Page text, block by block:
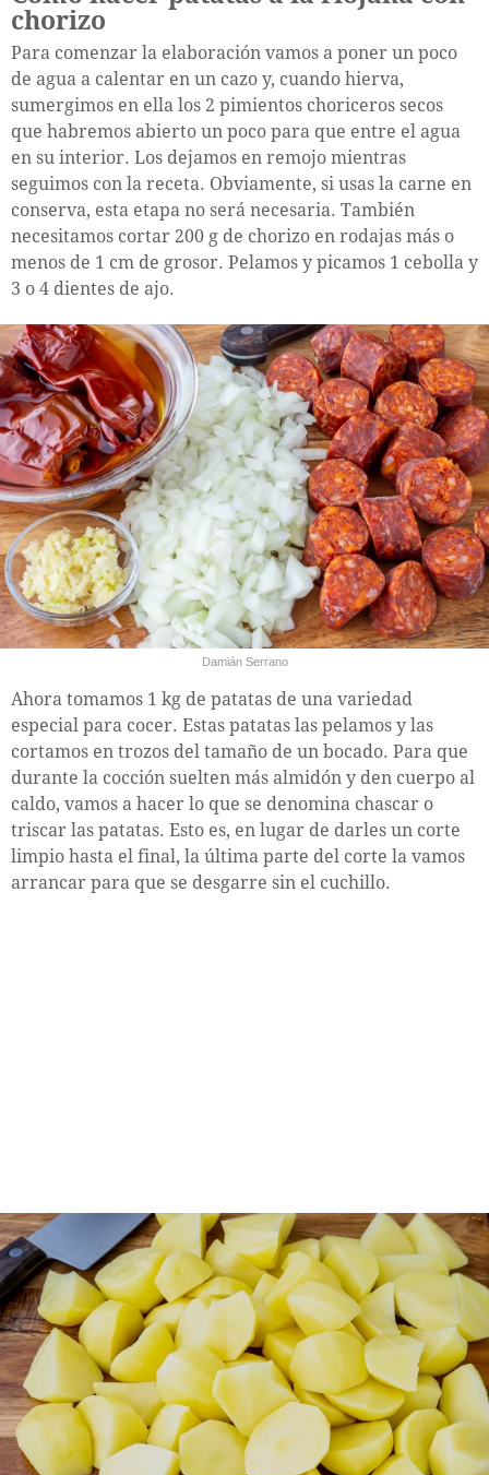
chorizo
Para comenzar la elaboración vamos a poner un poco
de agua a calentar en un cazo y, cuando hierva,
sumergimos en ella los 2 pimientos choriceros secos
que habremos abierto un poco para que entre el agua
en su interior. Los dejamos en remojo mientras
seguimos con la receta. Obviamente, si usas la carne en
conserva, esta etapa no será necesaria. También
necesitamos cortar 200 g de chorizo en rodajas más o
menos de 1 cm de grosor. Pelamos y picamos 1 cebolla y
3 o 4 dientes de ajo.
Damián Serrano
Ahora tomamos 1 kg de patatas de una variedad
especial para cocer. Estas patatas las pelamos y las
cortamos en trozos del tamaño de un bocado. Para que
durante la cocción suelten más almidón y den cuerpo al
caldo, vamos a hacer lo que se denomina chascar o
triscar las patatas. Esto es, en lugar de darles un corte
limpio hasta el final, la última parte del corte la vamos
arrancar para que se desgarre sin el cuchillo.